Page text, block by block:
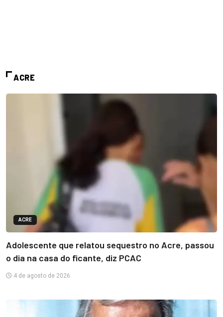
ACRE
ACRE
Adolescente que relatou sequestro no Acre, passou
o dia na casa do ficante, diz PCAC
4 de agosto de 2026